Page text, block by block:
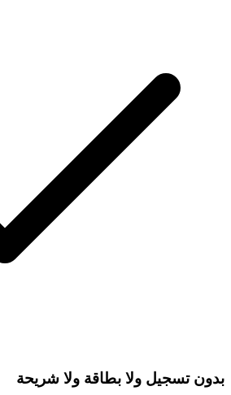
بدون تسجيل ولا بطاقة ولا شريحة